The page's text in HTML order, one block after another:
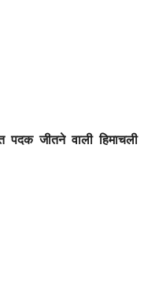
पदक जीतने वाली हिमाचली